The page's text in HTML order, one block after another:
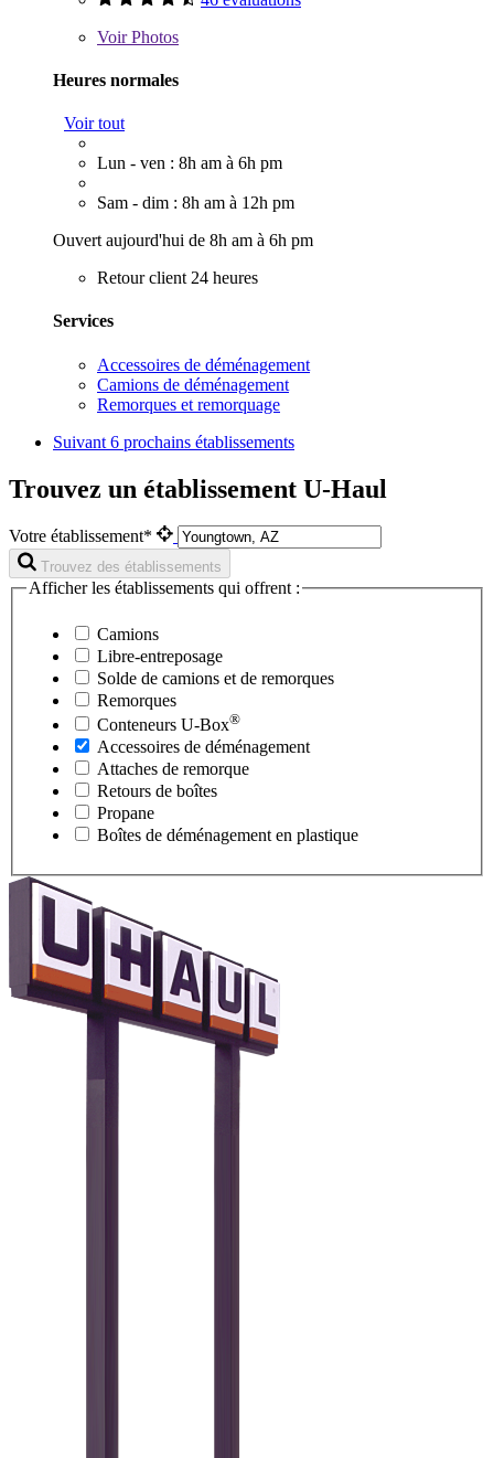
VoirPhotos
Heures normales
Voir tout
Lun - ven : 8h am à 6h pm
Sam - dim : 8h am à 12h pm
Ouvert aujourd'hui de 8h am à 6h pm
Retour client 24 heures
Services
Accessoires de déménagement
Camions de déménagement
Remorques et remorquage
Suivant 6 prochains établissements
Trouvez un établissement U-Haul
Votre établissement*
Trouvez des établissements
Afficher les établissements qui offrent :
Camions
Libre-entreposage
Solde de camions et de remorques
Remorques
Conteneurs U-Box®
Accessoires de déménagement
Attaches de remorque
Retours de boîtes
Propane
Boîtes de déménagement en plastique